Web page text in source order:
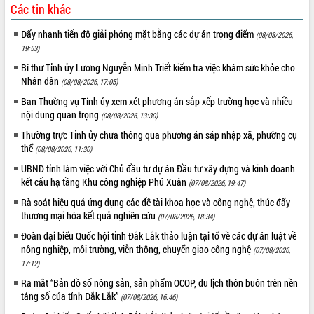
Ngày hội bầu cử đại biểu Quốc hội
khóa XVI và HĐND các cấp nhiệm kỳ
2026-2031
Đảm bảo cuộc bầu cử đại biểu Quốc
hội và đại biểu HĐND các cấp diễn ra
an toàn, hiệu quả, đúng quy định
Thủ tướng Chính phủ Phạm Minh Chính
kiểm tra, chỉ đạo hoàn thành các dự
Đắk Lắk
Sôi nổi Hội đua ngựa truyền thống Gò
Thì Thùng mừng Xuân Bính Ngọ 2026
Lãnh đạo tỉnh dâng hương tưởng niệm
tại Đập Đồng Cam đầu Xuân Bính Ngọ
Ngành nông nghiệp phấn đấu tăng
trưởng đạt 5,86% trong năm 2026
UBND tỉnh Đắk Lắk triển khai công tác
quốc phòng, quân sự địa phương năm
2026
Đắk Lắk tập trung toàn lực khắc phục
tồn tại IUU, sẵn sàng làm việc với
Các tin khác
Đẩy nhanh tiến độ giải phóng mặt bằng các dự án trọng điểm (08/08/2026,
19:53)
Bí thư Tỉnh ủy Lương Nguyễn Minh Triết kiểm tra việc khám sức khỏe cho
Nhân dân (08/08/2026, 17:05)
Ban Thường vụ Tỉnh ủy xem xét phương án sắp xếp trường học và nhiều
nội dung quan trọng (08/08/2026, 13:30)
Thường trực Tỉnh ủy chưa thông qua phương án sáp nhập xã, phường cụ
thể (08/08/2026, 11:30)
UBND tỉnh làm việc với Chủ đầu tư dự án Đầu tư xây dựng và kinh doanh
kết cấu hạ tầng Khu công nghiệp Phú Xuân (07/08/2026, 19:47)
Rà soát hiệu quả ứng dụng các đề tài khoa học và công nghệ, thúc đẩy
thương mại hóa kết quả nghiên cứu (07/08/2026, 18:34)
Đoàn đại biểu Quốc hội tỉnh Đắk Lắk thảo luận tại tổ về các dự án luật về
nông nghiệp, môi trường, viễn thông, chuyển giao công nghệ (07/08/2026,
17:12)
Ra mắt “Bản đồ số nông sản, sản phẩm OCOP, du lịch thôn buôn trên nền
tảng số của tỉnh Đắk Lắk” (07/08/2026, 16:46)